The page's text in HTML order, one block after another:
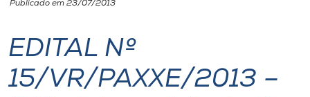
Unoesc
Internacionalização
I.nova
Publicado em 23/07/2013
EDITAL Nº
15/VR/PAXXE/2013 –